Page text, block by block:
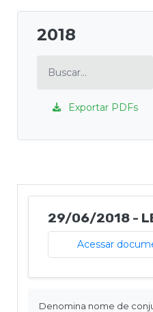
2018
Exportar PDFs
29/06/2018 -
Acessar
Denomina nome de